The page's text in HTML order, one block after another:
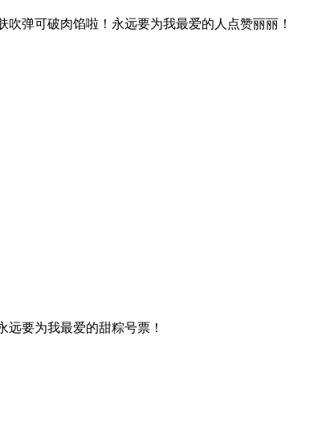
弹可破肉馅啦！永远要为我最爱的人点赞丽丽！
要为我最爱的甜粽号票！